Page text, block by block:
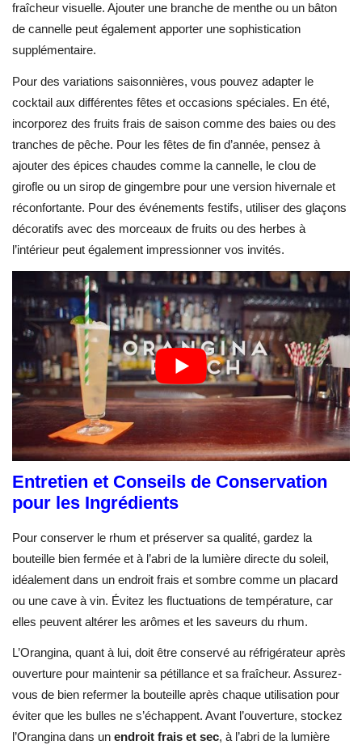
fraîcheur visuelle. Ajouter une branche de menthe ou un bâton
de cannelle peut également apporter une sophistication
supplémentaire.
Pour des variations saisonnières, vous pouvez adapter le
cocktail aux différentes fêtes et occasions spéciales. En été,
incorporez des fruits frais de saison comme des baies ou des
tranches de pêche. Pour les fêtes de fin d’année, pensez à
ajouter des épices chaudes comme la cannelle, le clou de
girofle ou un sirop de gingembre pour une version hivernale et
réconfortante. Pour des événements festifs, utiliser des glaçons
décoratifs avec des morceaux de fruits ou des herbes à
l’intérieur peut également impressionner vos invités.
Entretien et Conseils de Conservation
pour les Ingrédients
Pour conserver le rhum et préserver sa qualité, gardez la
bouteille bien fermée et à l’abri de la lumière directe du soleil,
idéalement dans un endroit frais et sombre comme un placard
ou une cave à vin. Évitez les fluctuations de température, car
elles peuvent altérer les arômes et les saveurs du rhum.
L’Orangina, quant à lui, doit être conservé au réfrigérateur après
ouverture pour maintenir sa pétillance et sa fraîcheur. Assurez-
vous de bien refermer la bouteille après chaque utilisation pour
éviter que les bulles ne s’échappent. Avant l’ouverture, stockez
l’Orangina dans un endroit frais et sec, à l’abri de la lumière